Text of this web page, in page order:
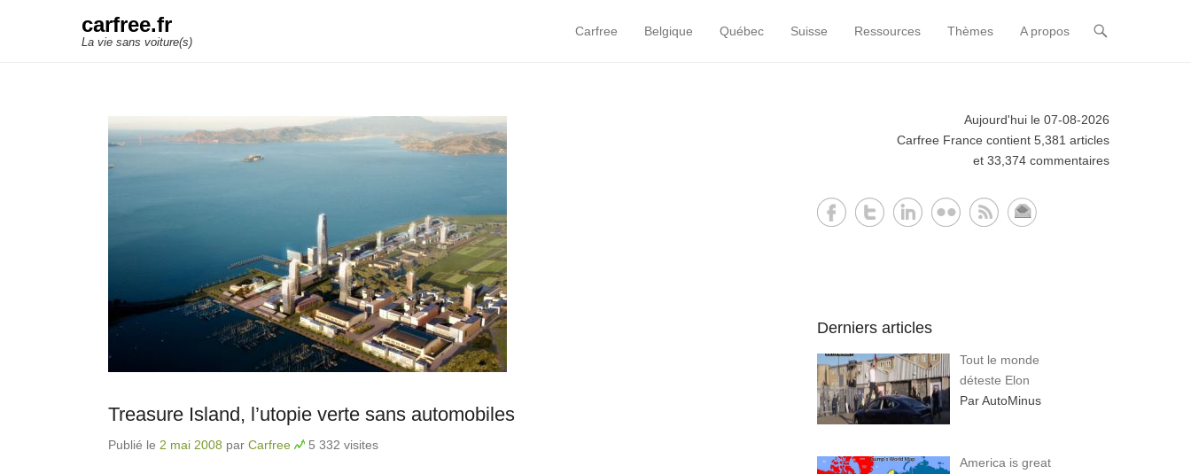
carfree.fr
La vie sans voiture(s)
Primary Menu
Skip to content
Carfree Belgique Québec Suisse Ressources Thèmes A propos
Treasure Island, l’utopie verte sans automobiles
Publié le 2 mai 2008 par Carfree 5 332 visites
Aujourd'hui le 07-08-2026
Carfree France contient 5,381 articles
et 33,374 commentaires
Derniers articles
Tout le monde
déteste Elon
Par AutoMinus
America is great